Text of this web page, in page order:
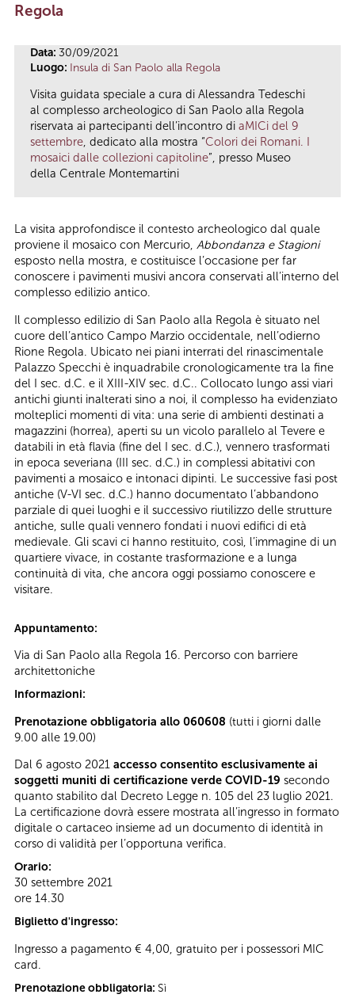
Regola
Data: 30/09/2021
Luogo: Insula di San Paolo alla Regola
Visita guidata speciale a cura di Alessandra Tedeschi
al complesso archeologico di San Paolo alla Regola
riservata ai partecipanti dell’incontro di aMICi del 9
settembre, dedicato alla mostra “Colori dei Romani. I
mosaici dalle collezioni capitoline”, presso Museo
della Centrale Montemartini
La visita approfondisce il contesto archeologico dal quale
proviene il mosaico con Mercurio, Abbondanza e Stagioni
esposto nella mostra, e costituisce l’occasione per far
conoscere i pavimenti musivi ancora conservati all’interno del
complesso edilizio antico.
Il complesso edilizio di San Paolo alla Regola è situato nel
cuore dell’antico Campo Marzio occidentale, nell’odierno
Rione Regola. Ubicato nei piani interrati del rinascimentale
Palazzo Specchi è inquadrabile cronologicamente tra la fine
del I sec. d.C. e il XIII-XIV sec. d.C.. Collocato lungo assi viari
antichi giunti inalterati sino a noi, il complesso ha evidenziato
molteplici momenti di vita: una serie di ambienti destinati a
magazzini (horrea), aperti su un vicolo parallelo al Tevere e
databili in età flavia (fine del I sec. d.C.), vennero trasformati
in epoca severiana (III sec. d.C.) in complessi abitativi con
pavimenti a mosaico e intonaci dipinti. Le successive fasi post
antiche (V-VI sec. d.C.) hanno documentato l’abbandono
parziale di quei luoghi e il successivo riutilizzo delle strutture
antiche, sulle quali vennero fondati i nuovi edifici di età
medievale. Gli scavi ci hanno restituito, così, l’immagine di un
quartiere vivace, in costante trasformazione e a lunga
continuità di vita, che ancora oggi possiamo conoscere e
visitare.
Appuntamento:
Via di San Paolo alla Regola 16. Percorso con barriere
architettoniche
Informazioni:
Prenotazione obbligatoria allo 060608 (tutti i giorni dalle
9.00 alle 19.00)
Dal 6 agosto 2021 accesso consentito esclusivamente ai
soggetti muniti di certificazione verde COVID-19 secondo
quanto stabilito dal Decreto Legge n. 105 del 23 luglio 2021.
La certificazione dovrà essere mostrata all’ingresso in formato
digitale o cartaceo insieme ad un documento di identità in
corso di validità per l’opportuna verifica.
Orario:
30 settembre 2021
ore 14.30
Biglietto d'ingresso:
Ingresso a pagamento € 4,00, gratuito per i possessori MIC
card.
Prenotazione obbligatoria: Sì